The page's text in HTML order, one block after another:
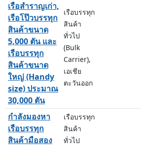
เรือสำราญเก่า,
เรือโป๊วบรรทุก
สินค้าขนาด
5,000 ตัน และ
เรือบรรทุก
สินค้าขนาด
ใหญ่ (Handy
size) ประมาณ
30,000 ตัน
เรือบรรทุก
สินค้า
ทั่วไป
(Bulk
Carrier),
เอเชีย
ตะวันออก
กำลังมองหา
เรือบรรทุก
สินค้ามือสอง
เรือบรรทุก
สินค้า
ทั่วไป